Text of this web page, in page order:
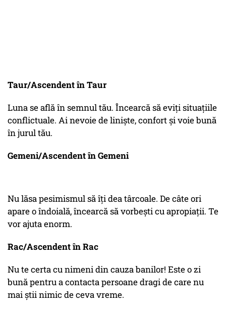
Taur/Ascendent în Taur
Luna se află în semnul tău. Încearcă să eviți situațiile
conflictuale. Ai nevoie de liniște, confort și voie bună
în jurul tău.
Gemeni/Ascendent în Gemeni
Nu lăsa pesimismul să îți dea târcoale. De câte ori
apare o îndoială, încearcă să vorbești cu apropiații. Te
vor ajuta enorm.
Rac/Ascendent în Rac
Nu te certa cu nimeni din cauza banilor! Este o zi
bună pentru a contacta persoane dragi de care nu
mai știi nimic de ceva vreme.